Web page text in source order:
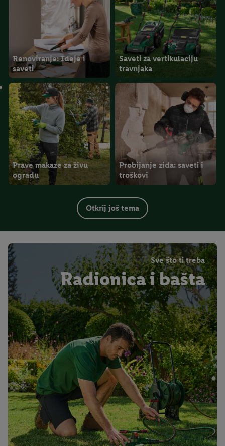
Renoviranje: Ideje i
saveti
Saveti za vertikulaciju
travnjaka
Prave makaze za živu
ogradu
Probijanje zida: saveti i
troškovi
Otkrij još tema
Sve što ti treba
Radionica i bašta